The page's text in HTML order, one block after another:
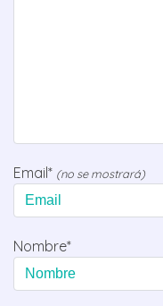
Email* (no se mostrará)
Nombre*